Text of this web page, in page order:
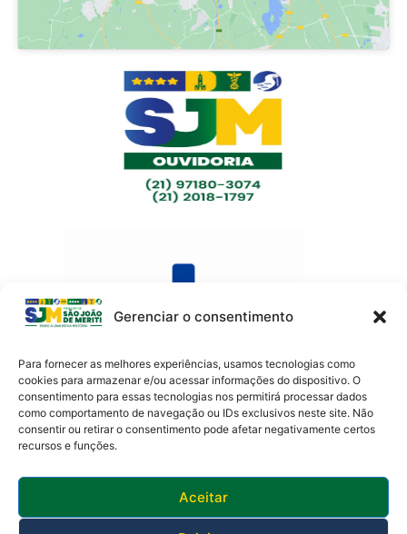
Gerenciar o consentimento
Para fornecer as melhores experiências, usamos tecnologias como
cookies para armazenar e/ou acessar informações do dispositivo. O
consentimento para essas tecnologias nos permitirá processar dados
como comportamento de navegação ou IDs exclusivos neste site. Não
consentir ou retirar o consentimento pode afetar negativamente certos
recursos e funções.
Aceitar
Av. Presidente Lincoln, 899 – Jardim Meriti
São João de Meriti – RJ CEP
25555-201
Horário de funcionamento: 8:30h às 17:30h